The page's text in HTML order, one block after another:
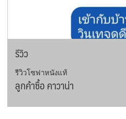
รีวิว
รีวิวโซฟาหนังแท้
ลูกค้าซื้อ คาวาน่า